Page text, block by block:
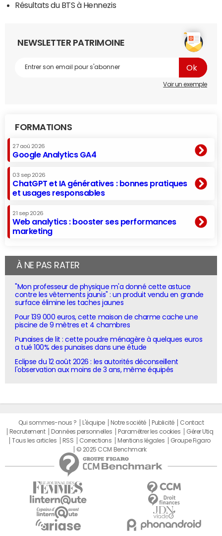
Résultats du BTS à Hennezis
NEWSLETTER PATRIMOINE
Voir un exemple
FORMATIONS
27 aoû 2026
Google Analytics GA4
03 sep 2026
ChatGPT et IA génératives : bonnes pratiques
et usages responsables
21 sep 2026
Web analytics : booster ses performances
marketing
À NE PAS RATER
"Mon professeur de physique m'a donné cette astuce
contre les vêtements jaunis" : un produit vendu en grande
surface élimine les taches jaunes
Pour 139 000 euros, cette maison de charme cache une
piscine de 9 mètres et 4 chambres
Punaises de lit : cette poudre ménagère à quelques euros
a tué 100% des punaises dans une étude
Eclipse du 12 août 2026 : les autorités déconseillent
l'observation aux moins de 3 ans, même équipés
Qui sommes-nous ? L'équipe Notre société Publicité
Contact
Recrutement
Données personnelles Paramétrer les cookies
Gérer Utiq
Tous les articles
RSS Corrections Mentions légales
Groupe Figaro
© 2025 CCM Benchmark